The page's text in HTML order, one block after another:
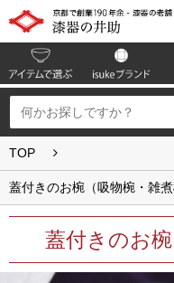
TOP
蓋付きのお椀（吸物椀・雑煮
蓋付きのお椀